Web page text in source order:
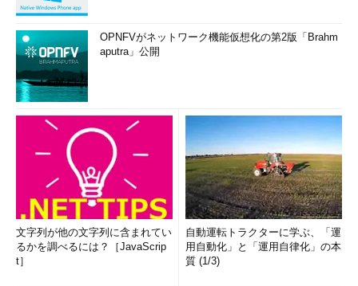
OPNFVがネットワーク機能仮想化の第2版「Brahm
aputra」公開
文字列が他の文字列に含まれてい
るかを調べるには？［JavaScrip
t］
自動運転トラクターに学ぶ、「運
用自動化」と「運用自律化」の本
質 (1/3)